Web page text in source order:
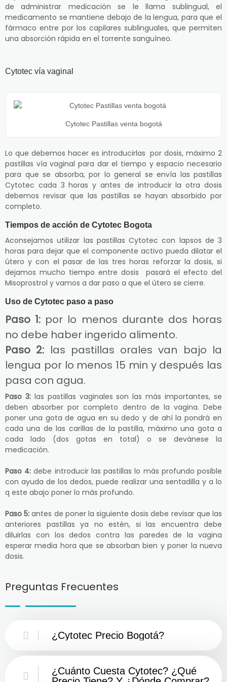
de administrar medicación se le llama sublingual, el
medicamento se mantiene debajo de la lengua, para que el
fármaco entre por los capilares sublinguales, que permiten
una absorción rápida en el torrente sanguíneo.
Cytotec vía vaginal
Cytotec Pastillas venta bogotá
Lo que debemos hacer es introducirlas por dosis, máximo 2
pastillas vía vaginal para dar el tiempo y espacio necesario
para que se absorba, por lo general se envía las pastillas
Cytotec cada 3 horas y antes de introducir la otra dosis
debemos revisar que las pastillas se hayan absorbido por
completo.
Tiempos de acción de Cytotec Bogota
Aconsejamos utilizar las pastillas Cytotec con lapsos de 3
horas para dejar que el componente activo pueda dilatar el
útero y con el pasar de las tres horas reforzar la dosis, si
dejamos mucho tiempo entre dosis pasará el efecto del
Misoprostrol y vamos a dar paso a que el útero se cierre.
Uso de Cytotec paso a paso
Paso 1: por lo menos durante dos horas
no debe haber ingerido alimento.
Paso 2: las pastillas orales van bajo la
lengua por lo menos 15 min y después las
pasa con agua.
Paso 3:las pastillas vaginales son las más importantes, se
deben absorber por completo dentro de la vagina. Debe
poner una gota de agua en su dedo y de ahí la pondrá en
cada una de las carillas de la pastilla, máximo una gota a
cada lado (dos gotas en total) o se devánese la
medicación.
Paso 4: debe introducir las pastillas lo más profundo posible
con ayuda de los dedos, puede realizar una sentadilla y a lo
q este abajo poner lo más profundo.
Paso 5: antes de poner la siguiente dosis debe revisar que las
anteriores pastillas ya no estén, si las encuentra debe
diluirlas con los dedos contra las paredes de la vagina
esperar media hora que se absorban bien y poner la nueva
dosis.
Preguntas Frecuentes
¿Cytotec Precio Bogotá?
¿Cuánto Cuesta Cytotec? ¿Qué